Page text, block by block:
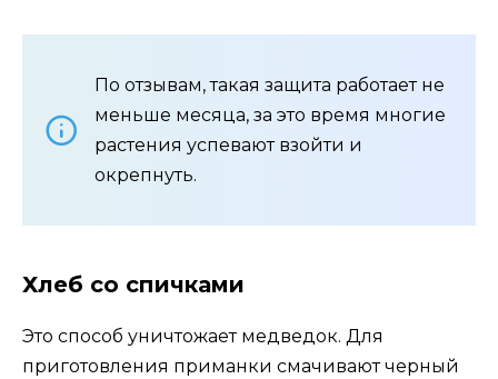
По отзывам, такая защита работает не
меньше месяца, за это время многие
растения успевают взойти и
окрепнуть.
Хлеб со спичками
Это способ уничтожает медведок. Для
приготовления приманки смачивают черный